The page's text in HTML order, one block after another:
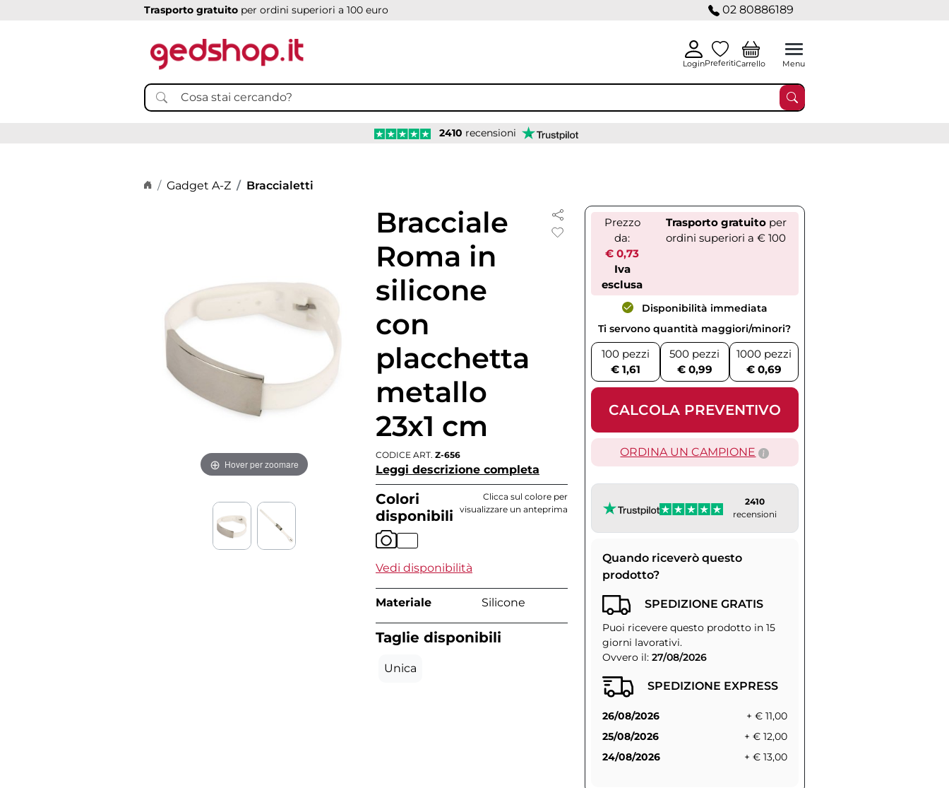
Trasporto gratuito per ordini superiori a 100 euro 02 80886189
LoginPreferitiCarrello Menu
2410 recensioni
Home page
Gadget A-Z Braccialetti
Hover per zoomare
Bracciale
Roma in
silicone
con
placchetta
metallo
23x1 cm
CODICE ART. Z-656
Leggi descrizione completa
Colori
disponibili
Clicca sul colore per
visualizzare un anteprima
Vedi disponibilità
Materiale Silicone
Taglie disponibili
Unica
Prezzo
da:
€ 0,73
Iva
esclusa
Trasporto gratuitoper
ordini superiori a € 100
Disponibilità immediata
Ti servono quantità maggiori/minori?
100 pezzi
€ 1,61
500 pezzi
€ 0,99
1000 pezzi
€ 0,69
CALCOLA PREVENTIVO
ORDINA UN CAMPIONE
2410
recensioni
Quando riceverò questo
prodotto?
SPEDIZIONE GRATIS
Puoi ricevere questo prodotto in 15
giorni lavorativi.
Ovvero il: 27/08/2026
SPEDIZIONE EXPRESS
26/08/2026
+ € 11,00
25/08/2026
+ € 12,00
24/08/2026
+ € 13,00